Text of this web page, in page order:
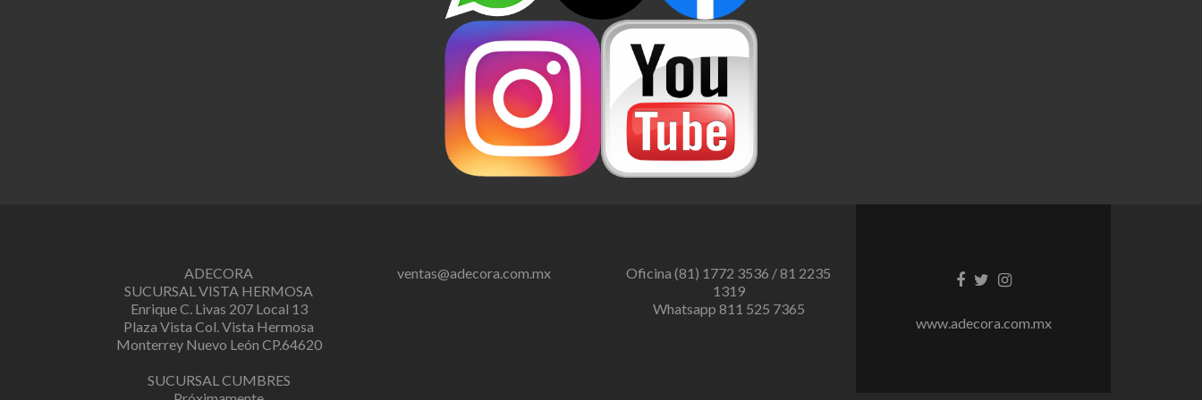
ADECORA
SUCURSAL VISTA HERMOSA
Enrique C. Livas 207 Local 13
Plaza Vista Col. Vista Hermosa
Monterrey Nuevo León CP.64620
SUCURSAL CUMBRES
ventas@adecora.com.mx
Oficina (81) 1772 3536 / 81 2235
1319
Whatsapp 811 525 7365
Facebook
TwitterInstagram
www.adecora.com.mx